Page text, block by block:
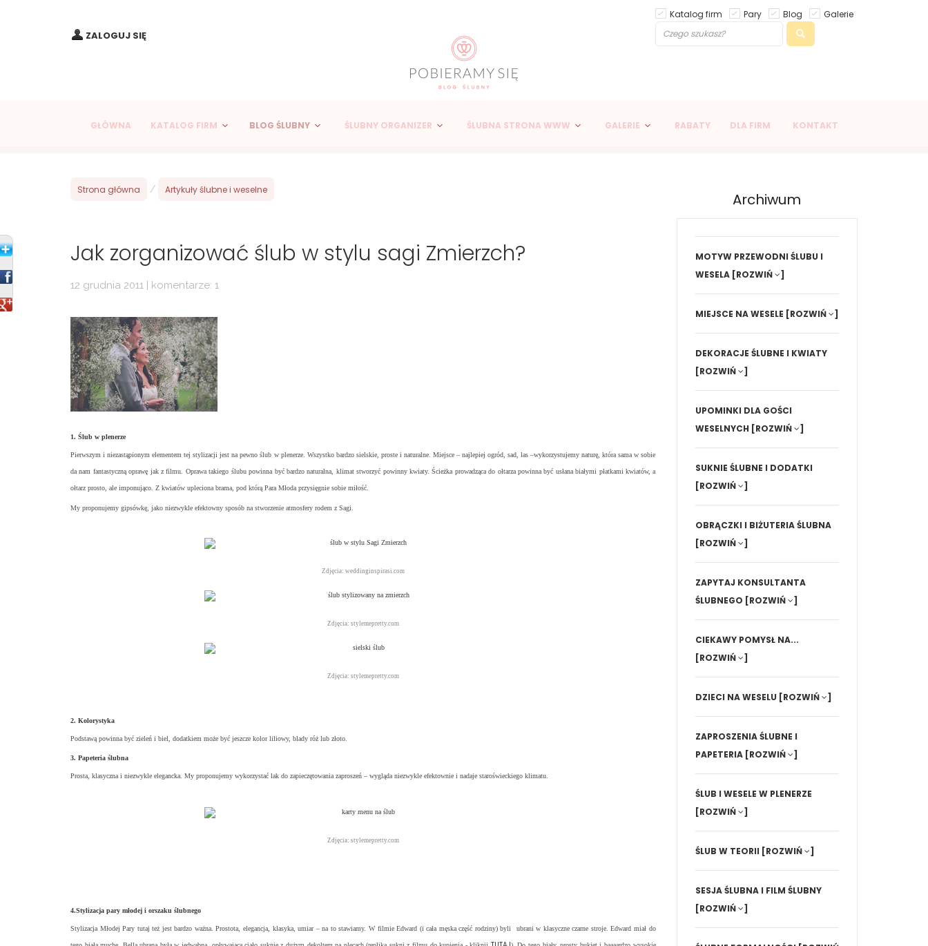
ZALOGUJ SIĘ
Katalog firm Pary Blog Galerie
GŁÓWNA KATALOG FIRM BLOG ŚLUBNY ŚLUBNY ORGANIZER ŚLUBNA STRONA WWW GALERIE RABATY DLA FIRM KONTAKT
Strona główna / Artykuły ślubne i weselne
Jak zorganizować ślub w stylu sagi Zmierzch?
12 grudnia 2011 | komentarze: 1
1. Ślub w plenerze
Pierwszym i niezastąpionym elementem tej stylizacji jest na pewno ślub w plenerze. Wszystko bardzo sielskie, proste i naturalne. Miejsce – najlepiej ogród, sad, las –wykorzystujemy naturę, która sama w sobie
da nam fantastyczną oprawę jak z filmu. Oprawa takiego ślubu powinna być bardzo naturalna, klimat stworzyć powinny kwiaty. Ścieżka prowadząca do ołtarza powinna być usłana białymi płatkami kwiatów, a
ołtarz prosto, ale imponująco. Z kwiatów upleciona brama, pod którą Para Młoda przysięgnie sobie miłość.
My proponujemy gipsówkę, jako niezwykle efektowny sposób na stworzenie atmosfery rodem z Sagi.
Zdjęcia: weddinginspirasi.com
Zdjęcia: stylemepretty.com
Zdjęcia: stylemepretty.com
2. Kolorystyka
Podstawą powinna być zieleń i biel, dodatkiem może być jeszcze kolor liliowy, blady róż lub złoto.
3. Papeteria ślubna
Prosta, klasyczna i niezwykle elegancka. My proponujemy wykorzystać lak do zapieczętowania zaproszeń – wygląda niezwykle efektownie i nadaje staroświeckiego klimatu.
Zdjęcia: stylemepretty.com
4.Stylizacja pary młodej i orszaku ślubnego
Stylizacja Młodej Pary tutaj też jest bardzo ważna. Prostota, elegancja, klasyka, umiar – na to stawiamy. W filmie Edward (i cała męska część rodziny) byli ubrani w klasyczne czarne stroje. Edward miał do
Archiwum
MOTYW PRZEWODNI ŚLUBU I
WESELA [ROZWIŃ ]
MIEJSCE NA WESELE [ROZWIŃ ]
DEKORACJE ŚLUBNE I KWIATY
[ROZWIŃ
]
UPOMINKI DLA GOŚCI
WESELNYCH [ROZWIŃ ]
SUKNIE ŚLUBNE I DODATKI
[ROZWIŃ
]
OBRĄCZKI I BIŻUTERIA ŚLUBNA
[ROZWIŃ
]
ZAPYTAJ KONSULTANTA
ŚLUBNEGO [ROZWIŃ ]
CIEKAWY POMYSŁ NA...
[ROZWIŃ
]
DZIECI NA WESELU [ROZWIŃ ]
ZAPROSZENIA ŚLUBNE I
PAPETERIA [ROZWIŃ ]
ŚLUB I WESELE W PLENERZE
[ROZWIŃ
]
ŚLUB W TEORII [ROZWIŃ ]
SESJA ŚLUBNA I FILM ŚLUBNY
[ROZWIŃ
]